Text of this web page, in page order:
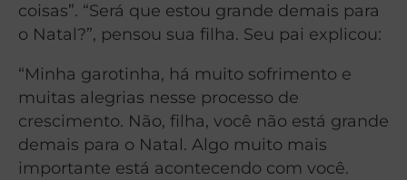
coisas”. “Será que estou grande demais para
o Natal?”, pensou sua filha. Seu pai explicou:
“Minha garotinha, há muito sofrimento e
muitas alegrias nesse processo de
crescimento. Não, filha, você não está grande
demais para o Natal. Algo muito mais
importante está acontecendo com você.